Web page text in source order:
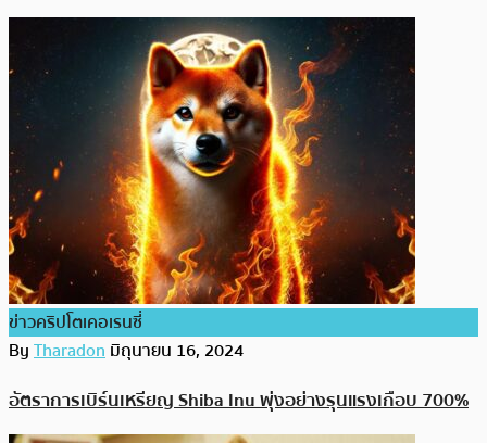
ข่าวคริปโตเคอเรนซี่
ByTharadonมิถุนายน 16, 2024
อัตราการเบิร์นเหรียญ Shiba Inu พุ่งอย่างรุนแรงเกือบ 700%